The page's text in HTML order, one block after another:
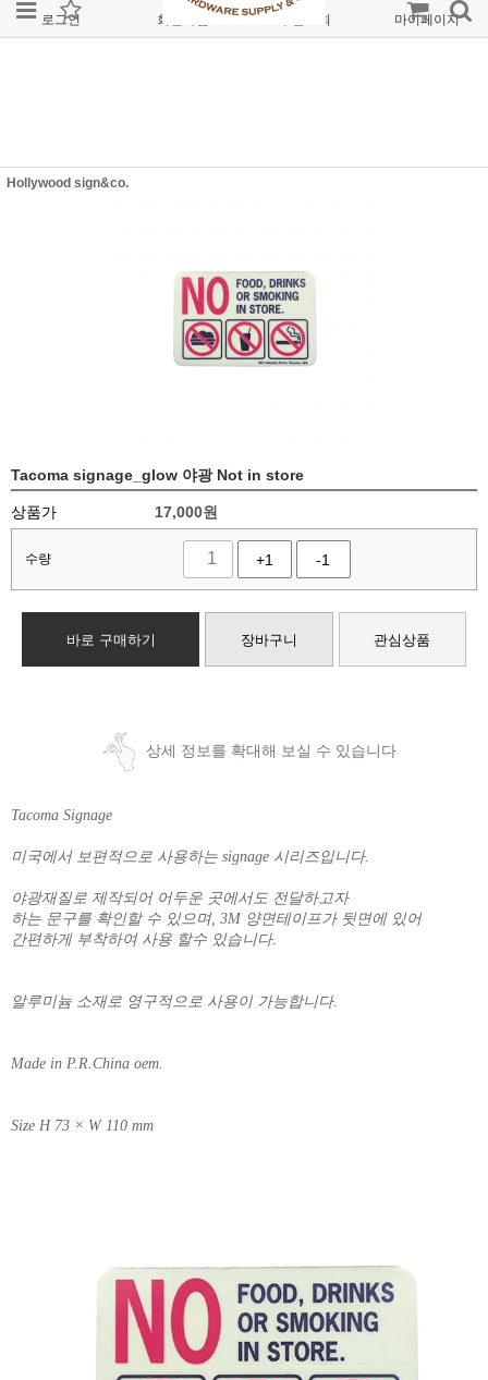
로그인 회원가입 주문조회 마이페이지
Hollywood sign&co.
Tacoma signage_glow 야광 Not in store
상품가 17,000원
수량 +1 -1
바로 구매하기 장바구니 관심상품
상세 정보를 확대해 보실 수 있습니다
Tacoma Signage
미국에서 보편적으로 사용하는 signage 시리즈입니다.
야광재질로 제작되어 어두운 곳에서도 전달하고자
하는 문구를 확인할 수 있으며, 3M 양면테이프가 뒷면에 있어
간편하게 부착하여 사용 할수 있습니다.
알루미늄 소재로 영구적으로 사용이 가능합니다.
Made in P.R.China oem.
Size H 73 × W 110 mm